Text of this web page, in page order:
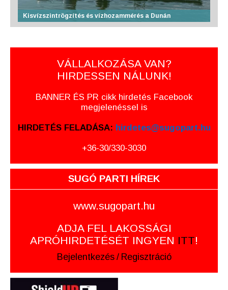
Kisvízszintrögzítés és vízhozammérés a Dunán
VÁLLALKOZÁSA VAN?
HIRDESSEN NÁLUNK!
BANNER ÉS PR cikk hirdetés Facebook
megjelenéssel is
HIRDETÉS FELADÁSA: hirdetes@sugopart.hu
+36-30/330-3030
SUGÓ PARTI HÍREK
www.sugopart.hu
ADJA FEL LAKOSSÁGI
APRÓHIRDETÉSÉT INGYEN ITT!
Bejelentkezés / Regisztráció